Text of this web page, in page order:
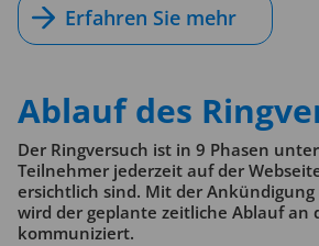
Erfahren Sie mehr
Ablauf des
Der Ringversuch ist in 9 Phasen
Teilnehmer jederzeit auf der
ersichtlich sind. Mit der Ankündigung
wird der geplante zeitliche Ablauf an
kommuniziert.